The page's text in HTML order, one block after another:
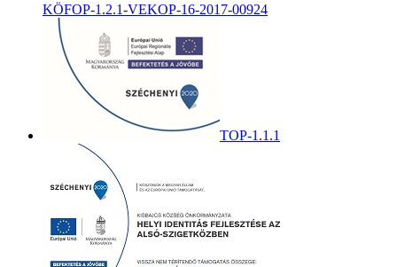
KÖFOP-1.2.1-VEKOP-16-2017-00924
TOP-1.1.1